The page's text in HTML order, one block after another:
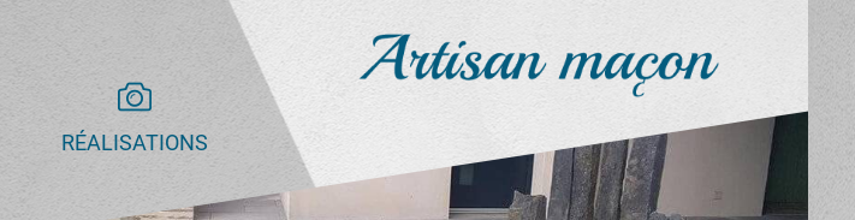
RÉALISATIONS